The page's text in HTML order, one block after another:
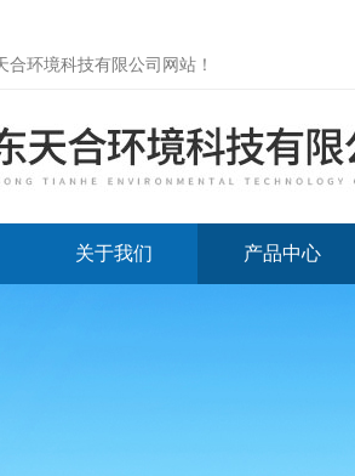
合环境科技有限公司网站 ！
关于我们 产品中心